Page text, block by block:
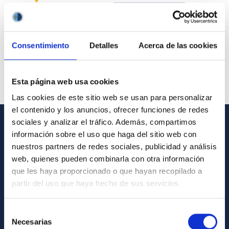
Consentimiento Detalles Acerca de las cookies
Esta página web usa cookies
Las cookies de este sitio web se usan para personalizar
el contenido y los anuncios, ofrecer funciones de redes
sociales y analizar el tráfico. Además, compartimos
información sobre el uso que haga del sitio web con
nuestros partners de redes sociales, publicidad y análisis
web, quienes pueden combinarla con otra información
que les haya proporcionado o que hayan recopilado a
partir del uso que haya hecho de sus servicios.
Necesarias
GENERAL INFORMATION
Contact
How to get to the IAC
List of personnel
General register